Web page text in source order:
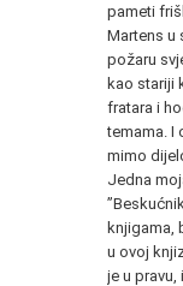
pameti
Martens u
požaru
kao stariji
fratara i
temama. I
mimo
Jedna
knjigama,
u ovoj
je u